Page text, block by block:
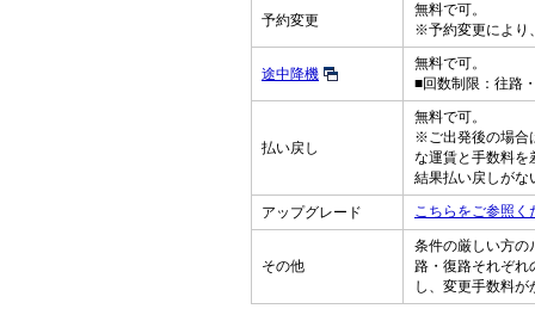
予約変更
無料で可。
※予約変更により
途中降機
無料で可。
■回数制限：往路
払い戻し
無料で可。
※ご出発後の場合
な運賃と手数料を
結果払い戻しがな
アップグレード こちらをご参照く
その他
条件の厳しい方の
路・復路それぞれ
し、変更手数料